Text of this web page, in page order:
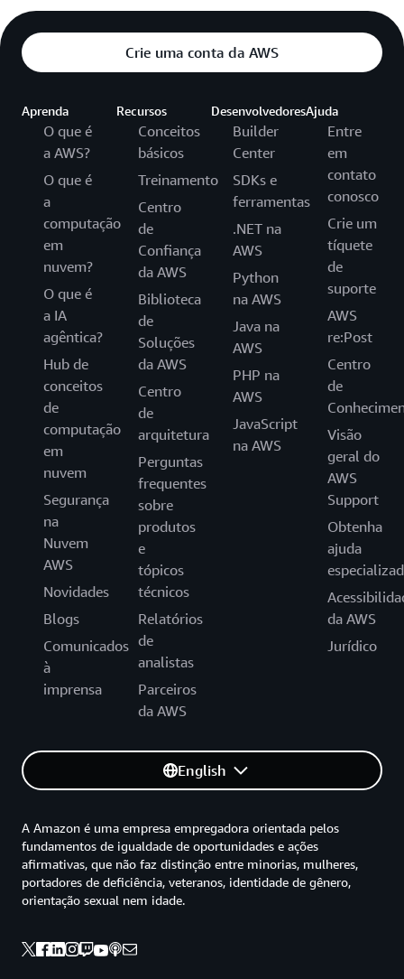
Crie uma conta da AWS
Aprenda
O que é
a AWS?
O que é
a
computação
em
nuvem?
O que é
a IA
agêntica?
Hub de
conceitos
de
computação
em
nuvem
Segurança
na
Nuvem
AWS
Novidades
Blogs
Comunicados
à
imprensa
Recursos
Conceitos
básicos
Treinamento
Centro
de
Confiança
da AWS
Biblioteca
de
Soluções
da AWS
Centro
de
arquitetura
Perguntas
frequentes
sobre
produtos
e
tópicos
técnicos
Relatórios
de
analistas
Parceiros
da AWS
Desenvolvedores
Builder
Center
SDKs e
ferramentas
.NET na
AWS
Python
na AWS
Java na
AWS
PHP na
AWS
JavaScript
na AWS
Ajuda
Entre
em
contato
conosco
Crie um
tíquete
de
suporte
AWS
re:Post
Centro
de
Visão
geral do
AWS
Support
Obtenha
ajuda
da AWS
Jurídico
English
A Amazon é uma empresa empregadora orientada pelos
fundamentos de igualdade de oportunidades e ações
afirmativas, que não faz distinção entre minorias, mulheres,
portadores de deficiência, veteranos, identidade de gênero,
orientação sexual nem idade.